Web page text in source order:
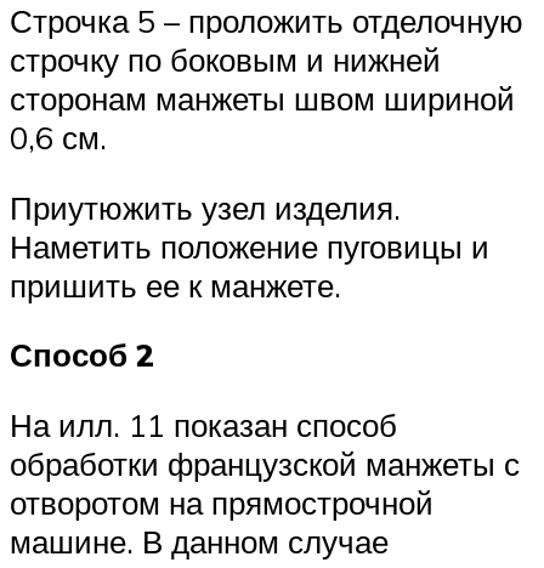
Строчка 5 – проложить отделочную
строчку по боковым и нижней
сторонам манжеты швом шириной
0,6 см.
Приутюжить узел изделия.
Наметить положение пуговицы и
пришить ее к манжете.
Способ 2
На илл. 11 показан способ
обработки французской манжеты с
отворотом на прямострочной
машине. В данном случае